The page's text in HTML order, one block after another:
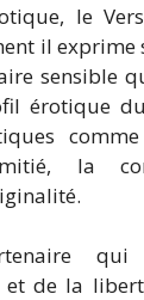
le
il exprime
sensible
érotique
la
et de la